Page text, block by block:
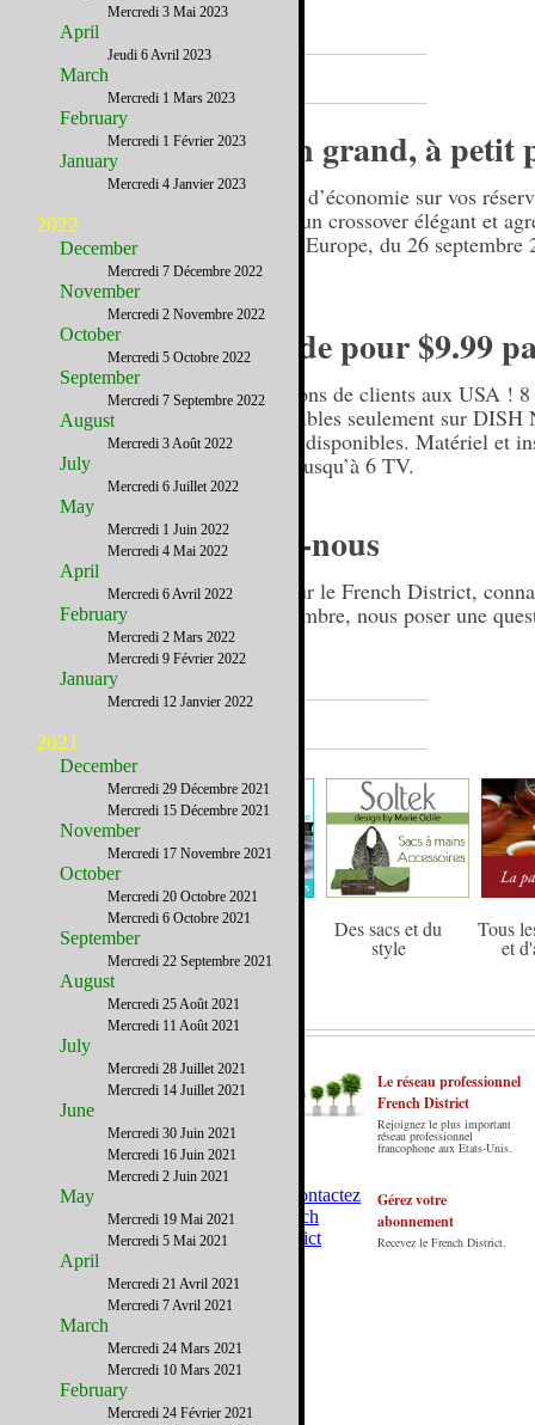
News, Evènements
Voyagez en grand, à petit
Profitez de 150$ d’économie sur vos
Scenic XMOD, un crossover élégant et
Offre valable en Europe, du 26
2014.
TV5 Monde pour $9.99
Plus de 14 millions de clients aux USA ! 8
française disponibles seulement sur
promotionnelles disponibles. Matériel et
partout aux US jusqu’à 6 TV.
Contactez-nous
En savoir plus sur le French District,
pour devenir membre, nous poser une
Bonnes adresses
La tv française
sans frontière
Pour des fêtes et
inoubliables
Des sacs et du
style
Tous
et
Le French District est le premier guide sur
internet en Français sur les Etats-Unis.
Notre principe : Le meilleur des Etats-Unis
par ceux qui y vivent.
Le réseau professionnel
French District
Rejoignez le plus important
réseau professionnel
francophone aux Etats-Unis.
Gérez votre
abonnement
Recevez le French District.
Mercredi 3 Mai 2023
April
Jeudi 6 Avril 2023
March
Mercredi 1 Mars 2023
February
Mercredi 1 Février 2023
January
Mercredi 4 Janvier 2023
2022
December
Mercredi 7 Décembre 2022
November
Mercredi 2 Novembre 2022
October
Mercredi 5 Octobre 2022
September
Mercredi 7 Septembre 2022
August
Mercredi 3 Août 2022
July
Mercredi 6 Juillet 2022
May
Mercredi 1 Juin 2022
Mercredi 4 Mai 2022
April
Mercredi 6 Avril 2022
February
Mercredi 2 Mars 2022
Mercredi 9 Février 2022
January
Mercredi 12 Janvier 2022
2021
December
Mercredi 29 Décembre 2021
Mercredi 15 Décembre 2021
November
Mercredi 17 Novembre 2021
October
Mercredi 20 Octobre 2021
Mercredi 6 Octobre 2021
September
Mercredi 22 Septembre 2021
August
Mercredi 25 Août 2021
Mercredi 11 Août 2021
July
Mercredi 28 Juillet 2021
Mercredi 14 Juillet 2021
June
Mercredi 30 Juin 2021
Mercredi 16 Juin 2021
Mercredi 2 Juin 2021
May
Mercredi 19 Mai 2021
Mercredi 5 Mai 2021
April
Mercredi 21 Avril 2021
Mercredi 7 Avril 2021
March
Mercredi 24 Mars 2021
Mercredi 10 Mars 2021
February
Mercredi 24 Février 2021